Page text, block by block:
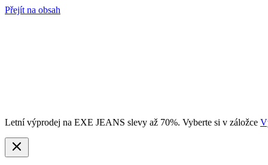
Přejít na obsah
Letní výprodej na EXE JEANS slevy až 70%. Vyberte si v záložce